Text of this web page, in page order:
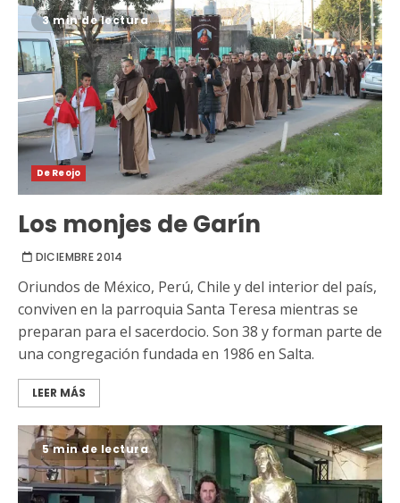
3 min de lectura
De Reojo
Los monjes de Garín
DICIEMBRE 2014
Oriundos de México, Perú, Chile y del interior del país,
conviven en la parroquia Santa Teresa mientras se
preparan para el sacerdocio. Son 38 y forman parte de
una congregación fundada en 1986 en Salta.
LEER MÁS
5 min de lectura